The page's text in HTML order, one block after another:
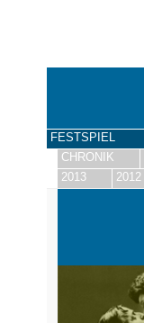
FESTSPIEL
CHRONIK
2013
2012